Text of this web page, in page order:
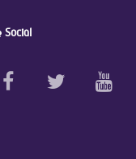
Social